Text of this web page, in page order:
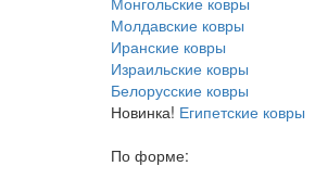
Молдавские ковры
Иранские ковры
Израильские ковры
Белорусские ковры
Новинка! Египетские ковры
По форме: